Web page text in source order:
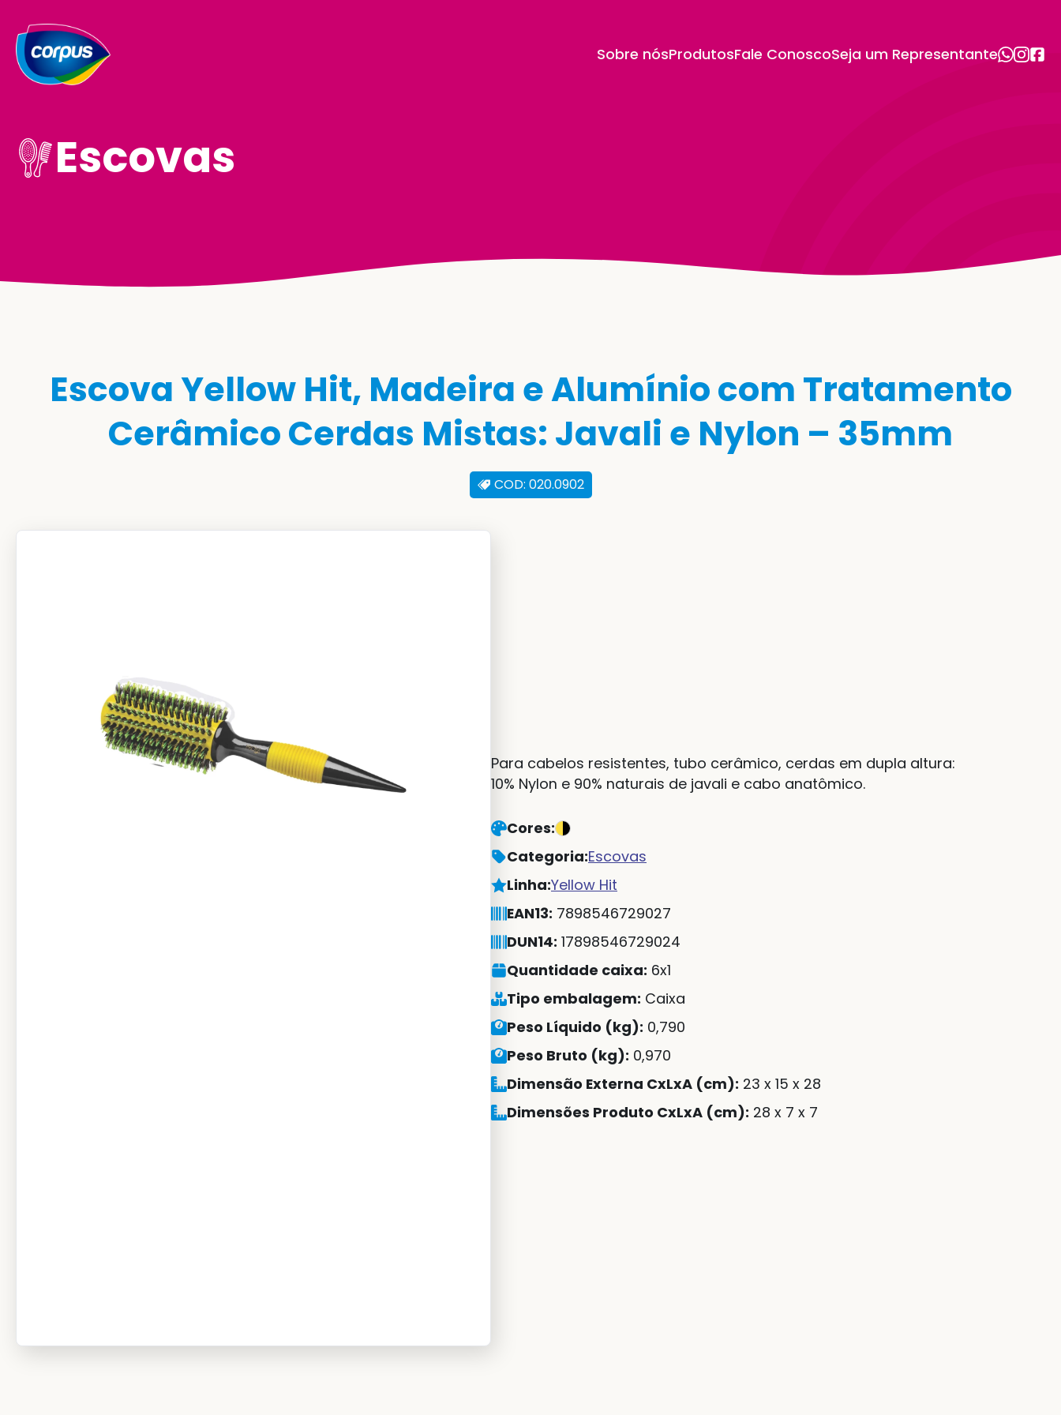
Sobre nósProdutosFale ConoscoSeja um Representante
Escovas
Escova Yellow Hit, Madeira e Alumínio com Tratamento
Cerâmico Cerdas Mistas: Javali e Nylon – 35mm
COD: 020.0902
Para cabelos resistentes, tubo cerâmico, cerdas em dupla altura:
10% Nylon e 90% naturais de javali e cabo anatômico.
Cores:
Categoria:Escovas
Linha:Yellow Hit
EAN13: 7898546729027
DUN14: 17898546729024
Quantidade caixa: 6x1
Tipo embalagem: Caixa
Peso Líquido (kg): 0,790
Peso Bruto (kg): 0,970
Dimensão Externa CxLxA (cm): 23 x 15 x 28
Dimensões Produto CxLxA (cm): 28 x 7 x 7